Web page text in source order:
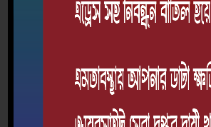
বৃক্ষ রোপন ২৮-০৩-২০২২